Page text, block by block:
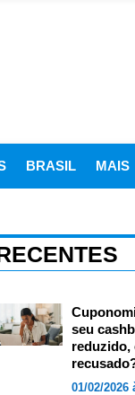
BRASIL MAIS
seu
reduzido,
01/02/2026